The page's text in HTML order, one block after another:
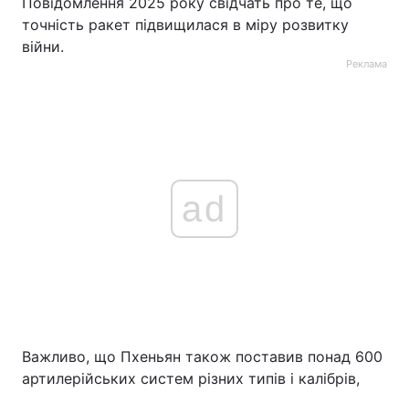
точність ракет підвищилася в міру розвитку
війни.
Реклама
ad
Важливо, що Пхеньян також поставив понад 600
артилерійських систем різних типів і калібрів,